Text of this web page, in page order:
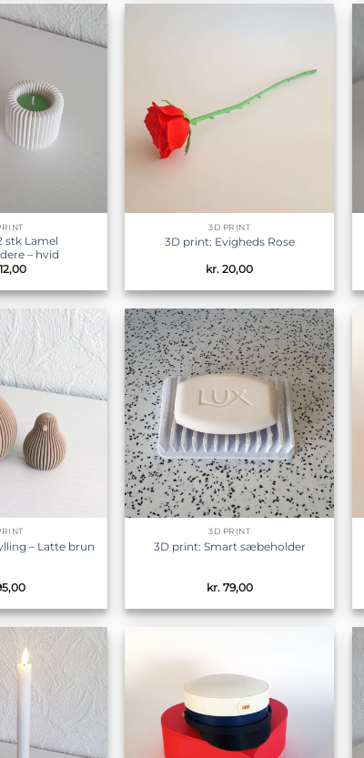
stk Lamel
– hvid
3D PRINT
3D print: Evigheds Rose
kr. 20,00
Tilføj til
ønskeliste
– Latte brun
Tilføj til
ønskeliste
3D PRINT
3D print: Smart sæbeholder
kr.79,00
Tilføj til
ønskeliste